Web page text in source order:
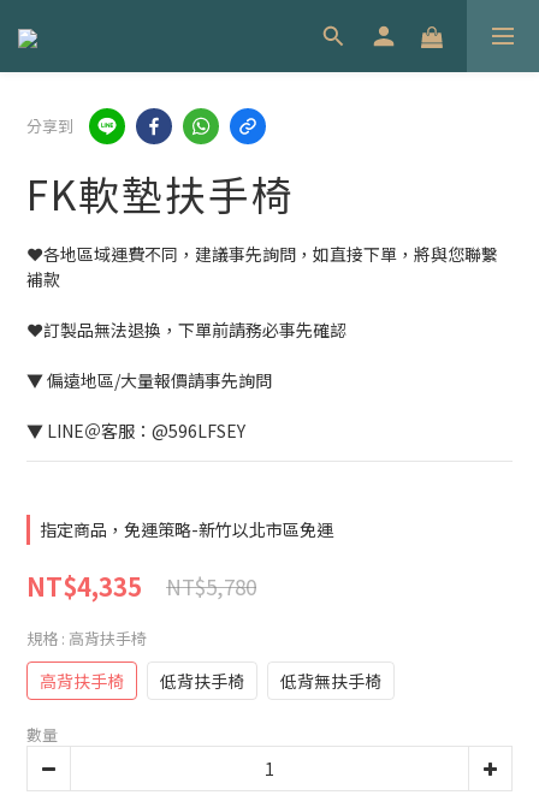
分享到
FK軟墊扶手椅
❤️各地區域運費不同，建議事先詢問，如直接下單，將與您聯繫
補款
❤️訂製品無法退換，下單前請務必事先確認
▼ 偏遠地區/大量報價請事先詢問
▼ LINE＠客服：@596LFSEY
指定商品，免運策略-新竹以北市區免運
NT$5,780
NT$4,335
規格 : 高背扶手椅
高背扶手椅 低背扶手椅 低背無扶手椅
數量